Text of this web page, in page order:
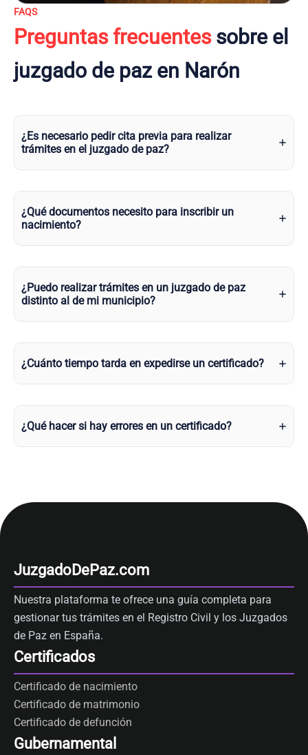
FAQS
Preguntas frecuentessobre el
juzgado de paz en Narón
¿Es necesario pedir cita previa para realizar
trámites en el juzgado de paz?
¿Qué documentos necesito para inscribir un
nacimiento?
¿Puedo realizar trámites en un juzgado de paz
distinto al de mi municipio?
¿Cuánto tiempo tarda en expedirse un certificado?
¿Qué hacer si hay errores en un certificado?
JuzgadoDePaz.com
Nuestra plataforma te ofrece una guía completa para
gestionar tus trámites en el Registro Civil y los Juzgados
de Paz en España.
Certificados
Certificado de nacimiento
Certificado de matrimonio
Certificado de defunción
Gubernamental